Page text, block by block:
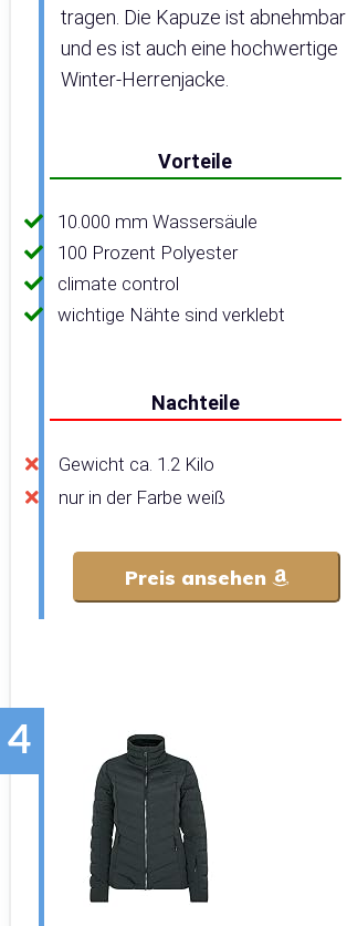
tragen. Die Kapuze ist abnehmbar
und es ist auch eine hochwertige
Winter-Herrenjacke.
Vorteile
10.000 mm Wassersäule
100 Prozent Polyester
climate control
wichtige Nähte sind verklebt
Nachteile
Gewicht ca. 1.2 Kilo
nur in der Farbe weiß
Preis ansehen